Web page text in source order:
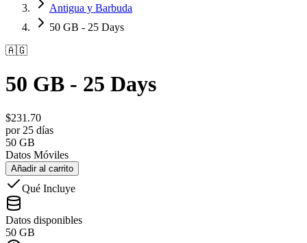
Antigua y Barbuda
50 GB - 25 Days
🇦🇬
50 GB - 25 Days
$231.70
por 25 días
50 GB
Datos Móviles
Añadir al carrito
Qué Incluye
Datos disponibles
50 GB